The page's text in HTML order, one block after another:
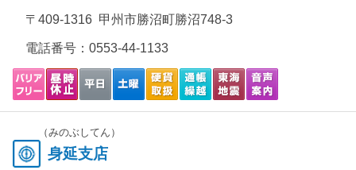
〒409-1316 甲州市勝沼町勝沼748-3
電話番号： 0553-44-1133
（みのぶしてん）
身延支店